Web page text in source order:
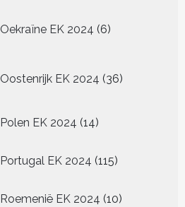
Oekraïne EK 2024 6
producten
Oostenrijk EK 2024 36
producten
Polen EK 2024 1414
Portugal EK 2024 115115
Roemenië EK 2024 1010